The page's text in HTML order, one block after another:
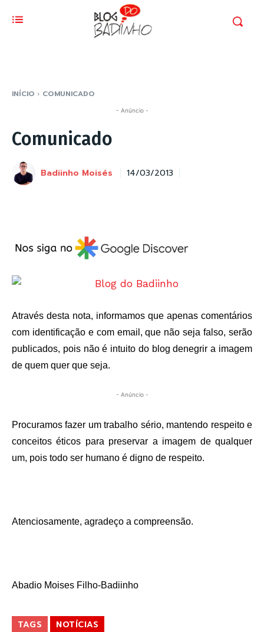
INÍCIO COMUNICADO
- Anúncio -
Comunicado
Badiinho Moisés 14/03/2013
Através desta nota, informamos que apenas comentários
com identificação e com email, que não seja falso, serão
publicados, pois não é intuito do blog denegrir a imagem
de quem quer que seja.
- Anúncio -
Procuramos fazer um trabalho sério, mantendo respeito e
conceitos éticos para preservar a imagem de qualquer
um, pois todo ser humano é digno de respeito.
Atenciosamente, agradeço a compreensão.
Abadio Moises Filho-Badiinho
TAGS NOTÍCIAS